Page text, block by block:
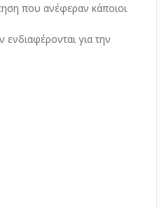
που ανέφεραν κάποιοι
για την